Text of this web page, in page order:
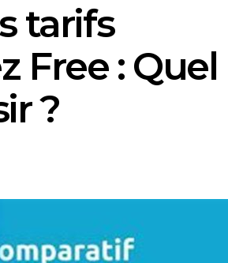
tarifs
Free : Quel
?